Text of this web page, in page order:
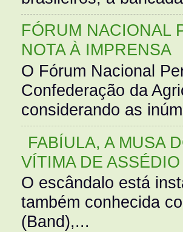
FÓRUM NACIONAL
NOTA À IMPRENSA
O Fórum Nacional
Confederação da
considerando as
FABÍULA, A MUSA
VÍTIMA DE
O escândalo está
também conhecida
(Band),...